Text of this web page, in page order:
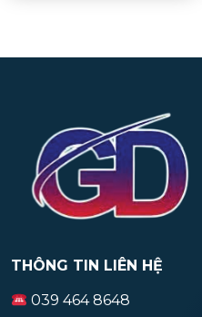
THÔNG TIN LIÊN HỆ
039 464 8648